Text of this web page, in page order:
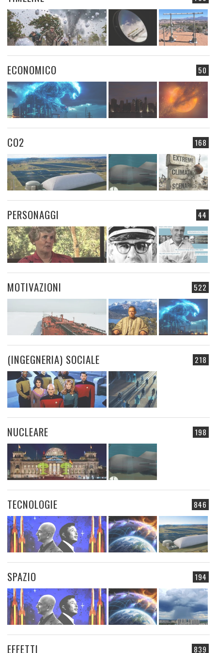
50
ECONOMICO
168
CO2
44
PERSONAGGI
522
MOTIVAZIONI
218
(INGEGNERIA) SOCIALE
198
NUCLEARE
846
TECNOLOGIE
194
SPAZIO
839
EFFETTI